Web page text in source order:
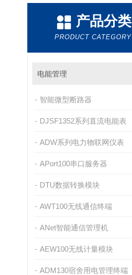
产品分类
PRODUCT CATEGORY
电能管理
智能微型断路器
DJSF1352系列直流电能表
ADW系列电力物联网仪表
APort100串口服务器
DTU数据转换模块
AWT100无线通信终端
ANet智能通信管理机
AEW100无线计量模块
ADM130宿舍用电管理终端